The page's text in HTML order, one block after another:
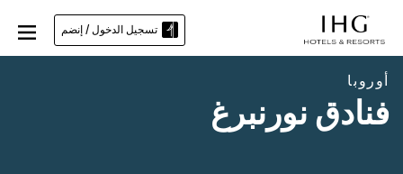
تسجيل الدخول / إنضم
أوروبا
فنادق نورنبرغ